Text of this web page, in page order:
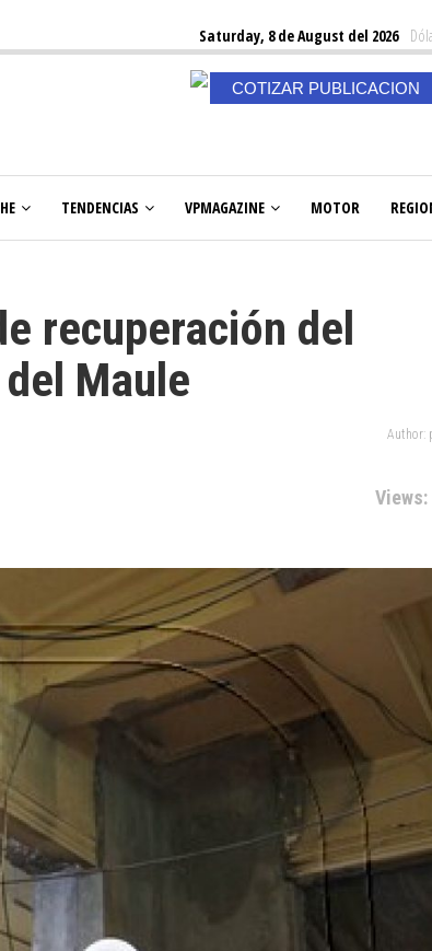
Saturday, 8 de August del 2026
COTIZAR PUBLICACION
TENDENCIAS VPMAGAZINE MOTOR
recuperación del
Maule
Author:
Views: